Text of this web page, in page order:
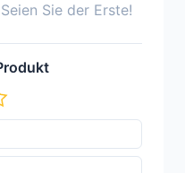
Sie der Erste!